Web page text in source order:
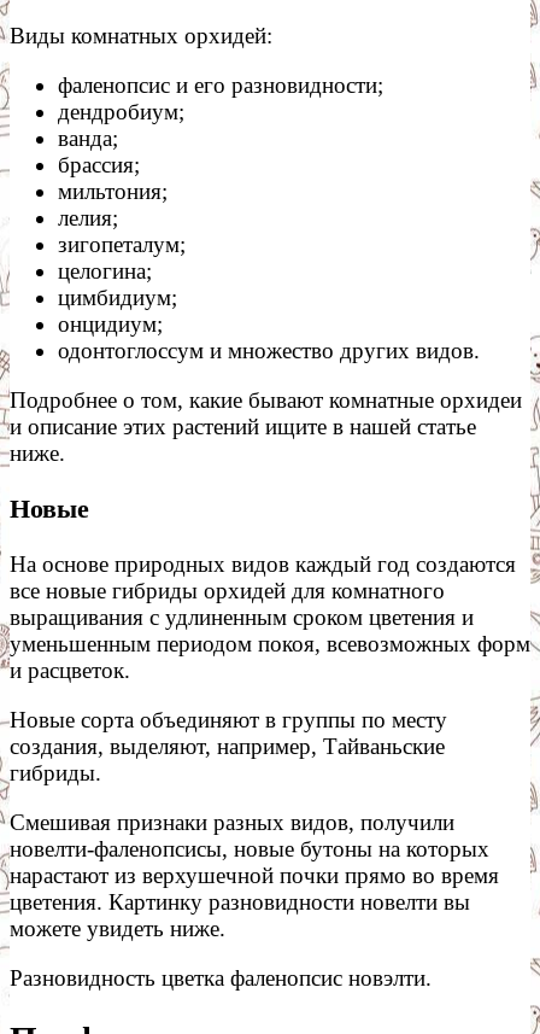
Виды комнатных орхидей:
фаленопсис и его разновидности;
дендробиум;
ванда;
брассия;
мильтония;
лелия;
зигопеталум;
целогина;
цимбидиум;
онцидиум;
одонтоглоссум и множество других видов.
Подробнее о том, какие бывают комнатные орхидеи
и описание этих растений ищите в нашей статье
ниже.
Новые
На основе природных видов каждый год создаются
все новые гибриды орхидей для комнатного
выращивания с удлиненным сроком цветения и
уменьшенным периодом покоя, всевозможных форм
и расцветок.
Новые сорта объединяют в группы по месту
создания, выделяют, например, Тайваньские
гибриды.
Смешивая признаки разных видов, получили
новелти-фаленопсисы, новые бутоны на которых
нарастают из верхушечной почки прямо во время
цветения. Картинку разновидности новелти вы
можете увидеть ниже.
Разновидность цветка фаленопсис новэлти.